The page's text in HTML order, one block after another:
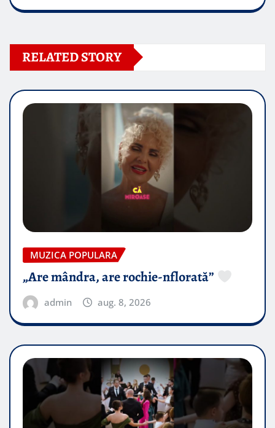
RELATED STORY
MUZICA POPULARA
„Are mândra, are rochie-nflorată”
admin aug. 8, 2026